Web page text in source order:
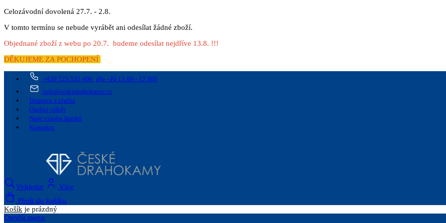
Celozávodní dovolená 27.7. - 2.8.
V tomto termínu se nebude vyrábět ani odesílat žádné zboží.
Objednané zboží z webu po 20.7. budeme odesílat nejdříve 13.8. !!!
DĚKUJEME ZA POCHOPENÍ
+420 725 535 406 (Po - Pá 11:00 - 17:00)
info@ceskedrahokamy.cz
Doprava a platba
Osobní odběr
Naše výroba šperků
Kontakty
Vyhledat
Více
Přejít do košíku
Košík je prázdný
Otevřít menu